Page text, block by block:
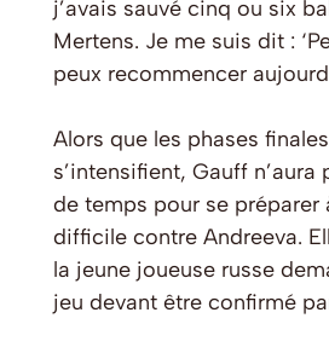
j’avais sauvé cinq ou six
Mertens. Je me suis dit :
peux recommencer
Alors que les phases
s’intensifient, Gauff n’aura
de temps pour se préparer
difficile contre Andreeva.
la jeune joueuse russe
jeu devant être confirmé